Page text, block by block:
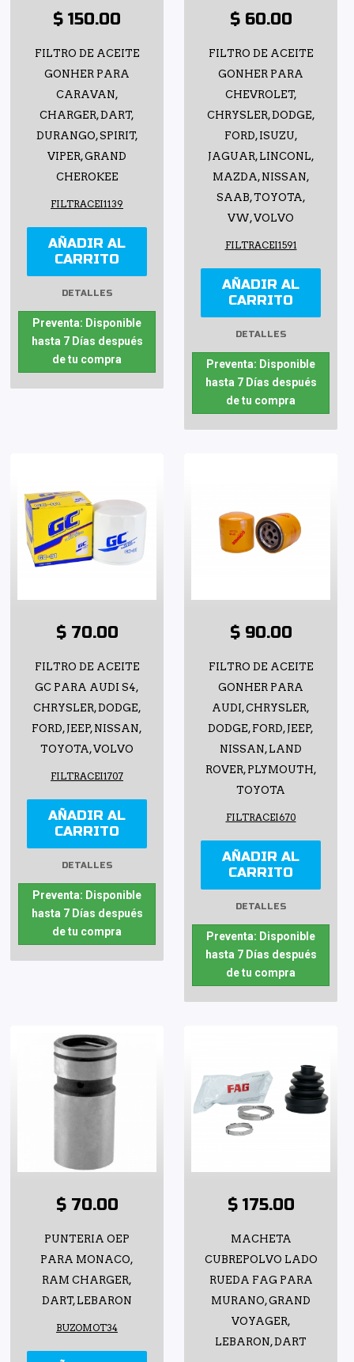
$ 150.00
FILTRO DE ACEITE
GONHER PARA
CARAVAN,
CHARGER, DART,
DURANGO, SPIRIT,
VIPER, GRAND
CHEROKEE
FILTRACEI1139
AÑADIR AL
CARRITO
DETALLES
Preventa: Disponible
hasta 7 Días después
de tu compra
$ 60.00
FILTRO DE ACEITE
GONHER PARA
CHEVROLET,
CHRYSLER, DODGE,
FORD, ISUZU,
JAGUAR, LINCONL,
MAZDA, NISSAN,
SAAB, TOYOTA,
VW, VOLVO
FILTRACEI1591
AÑADIR AL
CARRITO
DETALLES
Preventa: Disponible
hasta 7 Días después
de tu compra
$ 70.00
FILTRO DE ACEITE
GC PARA AUDI S4,
CHRYSLER, DODGE,
FORD, JEEP, NISSAN,
TOYOTA, VOLVO
FILTRACEI1707
AÑADIR AL
CARRITO
DETALLES
Preventa: Disponible
hasta 7 Días después
de tu compra
$ 90.00
FILTRO DE ACEITE
GONHER PARA
AUDI, CHRYSLER,
DODGE, FORD, JEEP,
NISSAN, LAND
ROVER, PLYMOUTH,
TOYOTA
FILTRACEI670
AÑADIR AL
CARRITO
DETALLES
Preventa: Disponible
hasta 7 Días después
de tu compra
$ 70.00
PUNTERIA OEP
PARA MONACO,
RAM CHARGER,
DART, LEBARON
BUZOMOT34
$ 175.00
MACHETA
CUBREPOLVO LADO
RUEDA FAG PARA
MURANO, GRAND
VOYAGER,
LEBARON, DART